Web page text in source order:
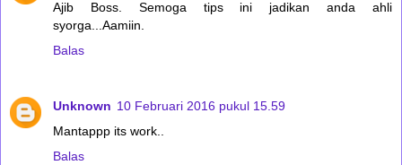
Ajib Boss. Semoga tips ini jadikan anda ahli
syorga...Aamiin.
Balas
Unknown 10 Februari 2016 pukul 15.59
Mantappp its work..
Balas